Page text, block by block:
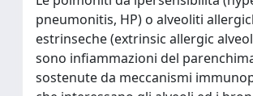
pneumonitis, HP) o alveoliti
estrinseche (extrinsic allergic
sono infiammazioni del
sostenute da meccanismi